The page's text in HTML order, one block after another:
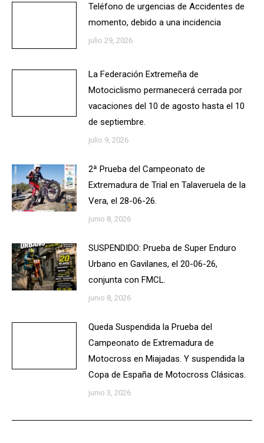
Teléfono de urgencias de Accidentes de
momento, debido a una incidencia
julio 29, 2026
La Federación Extremeña de
Motociclismo permanecerá cerrada por
vacaciones del 10 de agosto hasta el 10
de septiembre.
julio 9, 2026
2ª Prueba del Campeonato de
Extremadura de Trial en Talaveruela de la
Vera, el 28-06-26.
junio 8, 2026
SUSPENDIDO: Prueba de Super Enduro
Urbano en Gavilanes, el 20-06-26,
conjunta con FMCL.
junio 8, 2026
Queda Suspendida la Prueba del
Campeonato de Extremadura de
Motocross en Miajadas. Y suspendida la
Copa de España de Motocross Clásicas.
junio 3, 2026